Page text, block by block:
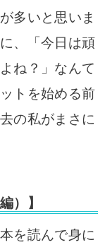
多いと思いま
、「今日は頑
ね？」なんて
トを始める前
の私がまさに
）】
を読んで身に